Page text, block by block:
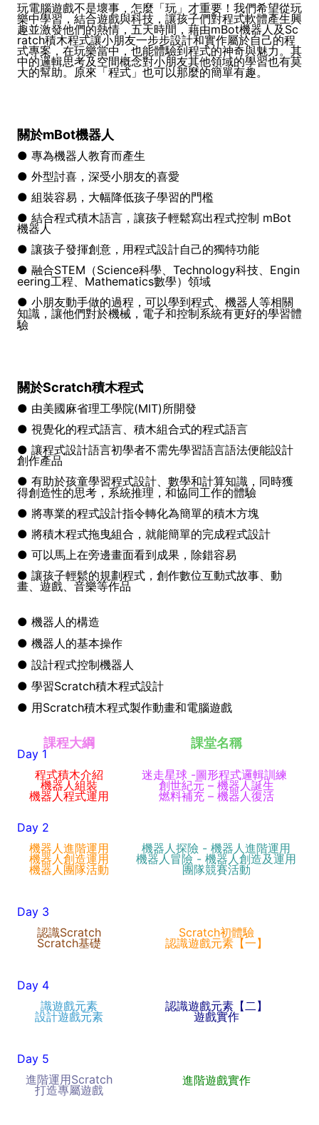
玩電腦遊戲不是壞事，怎麼「玩」才重要！我們希望從玩
樂中學習，結合遊戲與科技，讓孩子們對程式軟體產生興
趣並激發他們的熱情，五天時間，藉由mBot機器人及Sc
ratch積木程式讓小朋友一步步設計和實作屬於自己的程
式專案，在玩樂當中，也能體驗到程式的神奇與魅力。其
中的邏輯思考及空間概念對小朋友其他領域的學習也有莫
大的幫助。原來「程式」也可以那麼的簡單有趣。
關於mBot機器人
● 專為機器人教育而產生
● 外型討喜，深受小朋友的喜愛
● 組裝容易，大幅降低孩子學習的門檻
● 結合程式積木語言，讓孩子輕鬆寫出程式控制 mBot
機器人
● 讓孩子發揮創意，用程式設計自己的獨特功能
● 融合STEM（Science科學、Technology科技、Engin
eering工程、 Mathematics數學）領域
● 小朋友動手做的過程，可以學到程式、機器人等相關
知識，讓他們對於機械， 電子和控制系統有更好的學習體
驗
關於Scratch積木程式
● 由美國麻省理工學院(MIT)所開發
● 視覺化的程式語言、積木組合式的程式語言
● 讓程式設計語言初學者不需先學習語言語法便能設計
創作產品
● 有助於孩童學習程式設計、數學和計算知識，同時獲
得創造性的思考，系統推理，和協同工作的體驗
● 將專業的程式設計指令轉化為簡單的積木方塊
● 將積木程式拖曳組合，就能簡單的完成程式設計
● 可以馬上在旁邊畫面看到成果，除錯容易
● 讓孩子輕鬆的規劃程式，創作數位互動式故事、動
畫、遊戲、音樂等作品
● 機器人的構造
● 機器人的基本操作
● 設計程式控制機器人
● 學習Scratch積木程式設計
● 用Scratch積木程式製作動畫和電腦遊戲
課程大綱 課堂名稱
Day 1
程式積木介紹
機器人組裝
機器人程式運用
迷走星球 -圖形程式邏輯訓練
創世紀元 – 機器人誕生
燃料補充 – 機器人復活
Day 2
機器人進階運用
機器人創造運用
機器人團隊活動
機器人探險 - 機器人進階運用
機器人冒險 - 機器人創造及運用
團隊競賽活動
Day 3
認識Scratch
Scratch基礎
Scratch初體驗
認識遊戲元素【一】
Day 4
識遊戲元素
設計遊戲元素
認識遊戲元素【二】
遊戲實作
Day 5
進階運用Scratch
打造專屬遊戲
進階遊戲實作